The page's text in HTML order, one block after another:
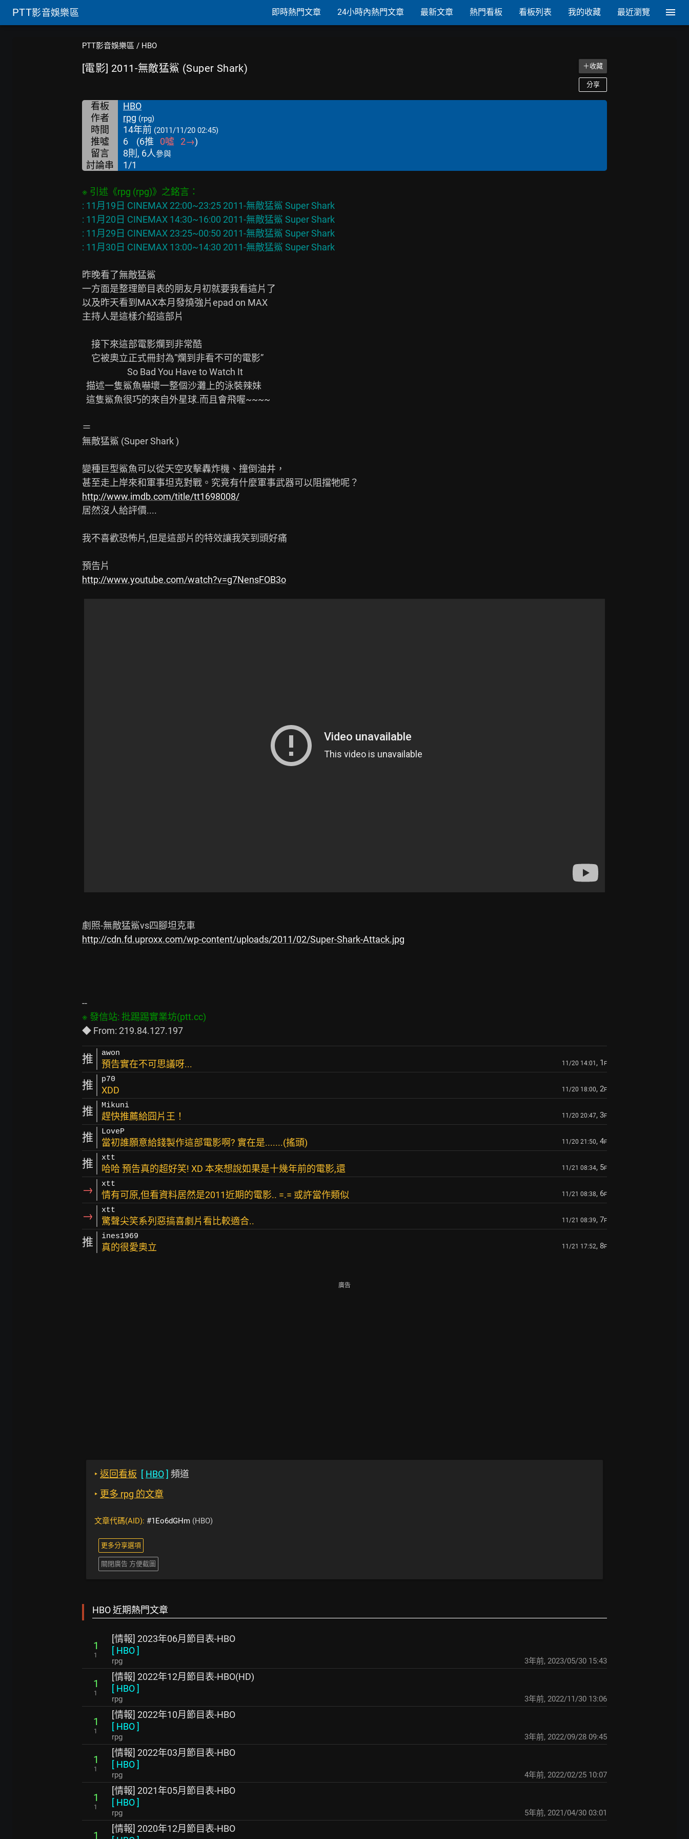
PTT影音娛樂區 即時熱門文章 24小時內熱門文章 最新文章 熱門看板 看板列表 我的收藏 最近瀏覽
PTT影音娛樂區 / HBO
[電影] 2011-無敵猛鯊 (Super Shark) ＋收藏
分享
看板
HBO
作者
rpg (rpg)
時間 14年前 (2011/11/20 02:45)
推噓 6 (6推 0噓 2→)
留言
8則, 6人參與
討論串 1/1
: 11月19日 CINEMAX 22:00~23:25 2011-無敵猛鯊 Super Shark
: 11月20日 CINEMAX 14:30~16:00 2011-無敵猛鯊 Super Shark
: 11月29日 CINEMAX 23:25~00:50 2011-無敵猛鯊 Super Shark
昨晚看了無敵猛鯊
一方面是整理節目表的朋友月初就要我看這片了
以及昨天看到MAX本月發燒強片epad on MAX
主持人是這樣介紹這部片
接下來這部電影爛到非常酷
它被奧立正式冊封為”爛到非看不可的電影”
＝
無敵猛鯊 (Super Shark )
變種巨型鯊魚可以從天空攻擊轟炸機、撞倒油井，
http://www.imdb.com/title/tt1698008/
居然沒人給評價....
我不喜歡恐怖片,但是這部片的特效讓我笑到頭好痛
http://www.youtube.com/watch?v=g7NensFOB3o
http://cdn.fd.uproxx.com/wp-content/uploads/2011/02/Super-Shark-Attack.jpg
推 awon
預告實在不可思議呀... 11/20 14:01 , 1 F
推 p70
XDD 11/20 18:00, 2F
推 Mikuni
趕快推薦給囧片王！ 11/20 20:47, 3F
推 LoveP
當初誰願意給錢製作這部電影啊? 實在是.......(搖頭) 11/20 21:50, 4F
推 xtt
哈哈 預告真的超好笑! XD 本來想說如果是十幾年前的電影,還 11/21 08:34, 5F
→ xtt
情有可原,但看資料居然是2011近期的電影.. =.= 或許當作類似 11/21 08:38, 6F
→ xtt
驚聲尖笑系列惡搞喜劇片看比較適合.. 11/21 08:39, 7F
推 ines1969
真的很愛奧立 11/21 17:52, 8F
廣告
‣ 返回看板 [ HBO] 頻道
‣ 更多 rpg 的文章
文章代碼(AID): #1Eo6dGHm (HBO)
更多分享選項
關閉廣告 方便截圖
HBO 近期熱門文章
1
1
[情報] 2023年06月節目表-HBO
[ HBO]
rpg 3年前, 2023/05/30 15:43
1
1
[情報] 2022年12月節目表-HBO(HD)
[ HBO]
rpg 3年前, 2022/11/30 13:06
1
1
[情報] 2022年10月節目表-HBO
[ HBO]
rpg 3年前, 2022/09/28 09:45
1
1
[情報] 2022年03月節目表-HBO
[ HBO]
rpg 4年前, 2022/02/25 10:07
1
1
[情報] 2021年05月節目表-HBO
[ HBO]
rpg 5年前, 2021/04/30 03:01
1
[情報] 2020年12月節目表-HBO